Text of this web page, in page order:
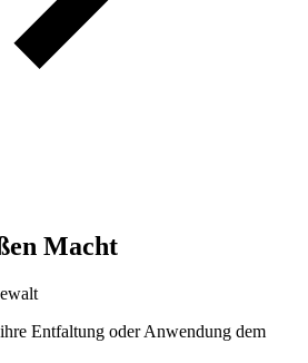
Macht
Entfaltung oder Anwendung dem